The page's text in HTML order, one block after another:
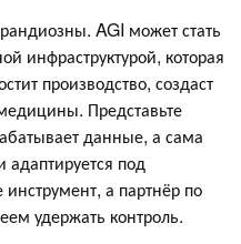
AGI может стать
инфраструктурой, которая
производство, создаст
Представьте
данные, а сама
адаптируется под
а партнёр по
удержать контроль.